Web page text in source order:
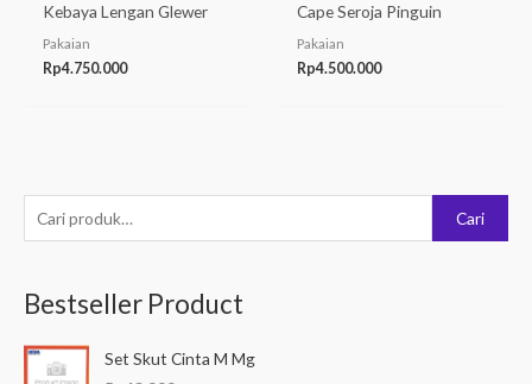
e
c
Cari
Bestseller Product
Set Skut Cinta M Mg
Kebaya Lengan Glewer
Pakaian
Rp4.750.000
Cape Seroja Pinguin
Pakaian
Rp4.500.000